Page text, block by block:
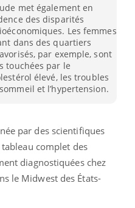
met également en
des disparités
Les femmes
dans des quartiers
par exemple, sont
touchées par le
élevé, les troubles
et l’hypertension.
par des scientifiques
complet des
diagnostiquées chez
le Midwest des États-